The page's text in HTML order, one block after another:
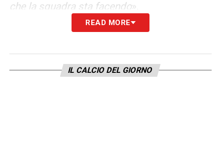
che la squadra sta facendo».
I RAGAZZI PENSANO DI ESSERE GIA’ SALVI
senso pensarlo. 25 punti non bastano per la
salvezza e i ragazzi lo sanno. Sono umili e
READ MORE
IL CALCIO DEL GIORNO